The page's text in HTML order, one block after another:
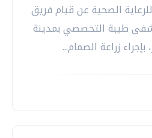
الصحية عن قيام فريق
طيبة التخصصي بمدينة
زراعة الصمام...